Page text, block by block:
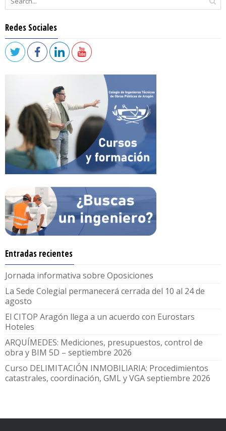
Redes Sociales
Entradas recientes
Jornada informativa sobre Oposiciones
La Sede Colegial permanecerá cerrada del 10 al 24 de
agosto
El CITOP Aragón llega a un acuerdo con Eurostars
Hoteles
ARQUÍMEDES: Mediciones, presupuestos, control de
obra y BIM 5D – septiembre 2026
Curso DELIMITACIÓN INMOBILIARIA: Procedimientos
catastrales, coordinación, GML y VGA septiembre 2026